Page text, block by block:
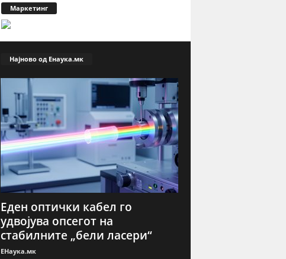
Маркетинг
Најново од Енаука.мк
Еден оптички кабел го
удвојува опсегот на
стабилните „бели ласери“
ЕНаука.мк